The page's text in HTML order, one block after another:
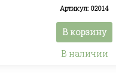
Артикул: 02014
В корзину
В наличии